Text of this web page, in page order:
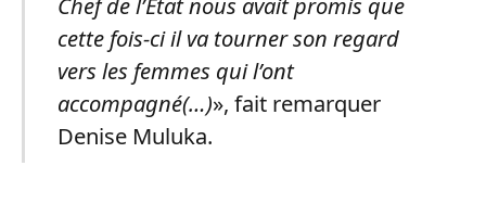
cette fois-ci il va tourner son regard
vers les femmes qui l’ont
accompagné(…)», fait remarquer
Denise Muluka.